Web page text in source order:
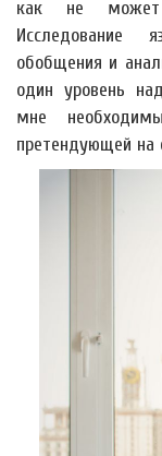
как не может
Исследование
обобщения и
один уровень
мне
претендующей на